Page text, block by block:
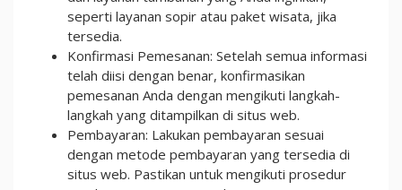
seperti layanan sopir atau paket wisata, jika
tersedia.
Konfirmasi Pemesanan: Setelah semua informasi
telah diisi dengan benar, konfirmasikan
pemesanan Anda dengan mengikuti langkah-
langkah yang ditampilkan di situs web.
Pembayaran: Lakukan pembayaran sesuai
dengan metode pembayaran yang tersedia di
situs web. Pastikan untuk mengikuti prosedur